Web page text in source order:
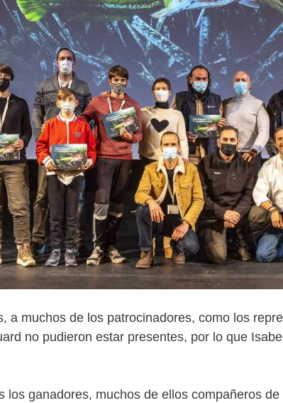
a muchos de los patrocinadores, como los
no pudieron estar presentes, por lo que
ganadores, muchos de ellos compañeros de